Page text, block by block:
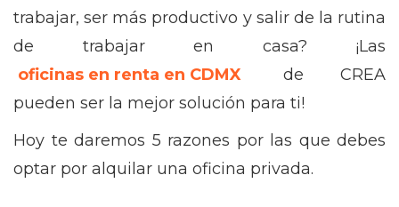
trabajar, ser más productivo y salir de la rutina
de trabajar en casa? ¡Las
oficinas en renta en CDMX
de CREA
pueden ser la mejor solución para ti!
Hoy te daremos 5 razones por las que debes
optar por alquilar una oficina privada.